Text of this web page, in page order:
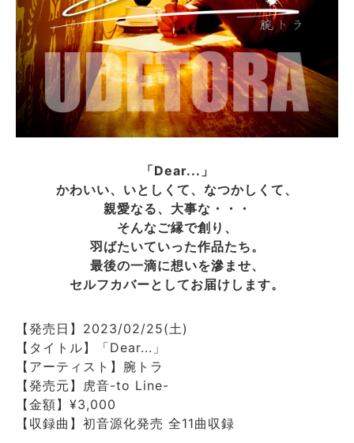
「Dear...」
かわいい、いとしくて、なつかしくて、
親愛なる、大事な・・・
そんなご縁で創り、
羽ばたいていった作品たち。
最後の一滴に想いを滲ませ、
セルフカバーとしてお届けします。
【発売日】2023/02/25(土)
【タイトル】「Dear...」
【アーティスト】腕トラ
【発売元】虎音-to Line-
【金額】¥3,000
【収録曲】初音源化発売 全11曲収録